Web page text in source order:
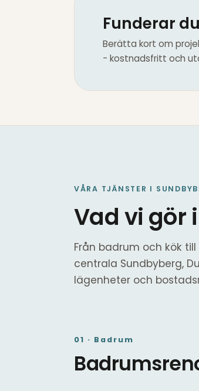
Funderar
Berätta kort om
- kostnadsfritt och
VÅRA TJÄNSTER I
Vad vi gör
Från badrum och kök
centrala Sundbyberg,
lägenheter och
01 · Badrum